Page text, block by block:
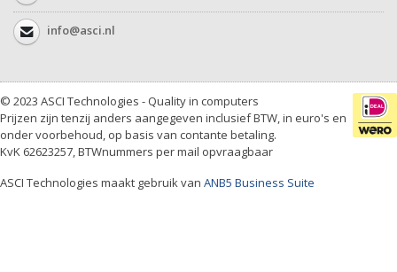
info@asci.nl
© 2023 ASCI Technologies - Quality in computers
Prijzen zijn tenzij anders aangegeven inclusief BTW, in euro's en
onder voorbehoud, op basis van contante betaling.
KvK 62623257, BTWnummers per mail opvraagbaar
ASCI Technologies maakt gebruik van ANB5 Business Suite